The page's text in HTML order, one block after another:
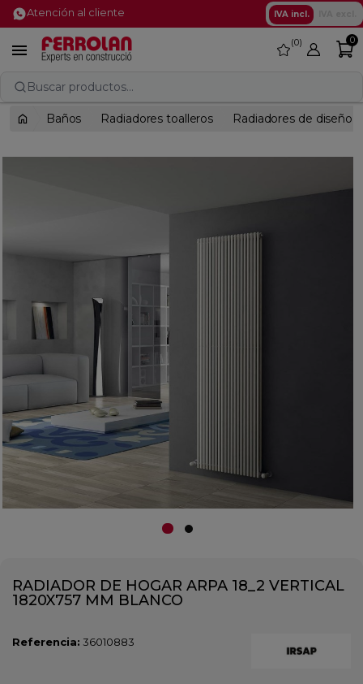
Atención al cliente IVA incl.
 favorite
0 0
Buscar productos...
Baños Radiadores toalleros Radiadores de diseño
RADIADOR DE HOGAR ARPA 18_2 VERTICAL
1820X757 MM BLANCO
Referencia: 36010883